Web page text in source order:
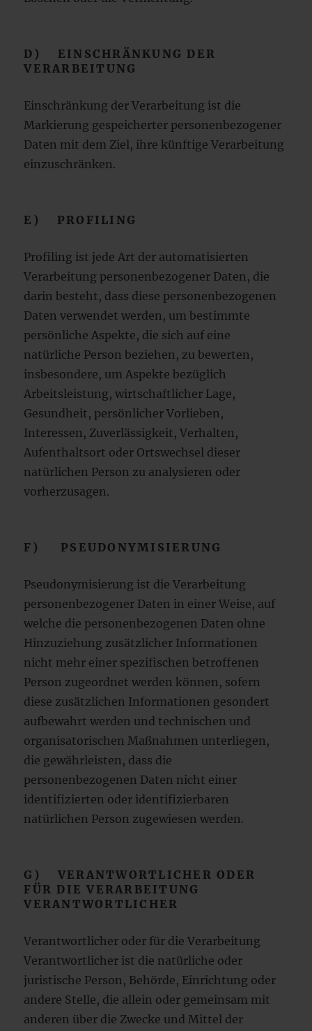
D) EINSCHRÄNKUNG DER
VERARBEITUNG
Einschränkung der Verarbeitung ist die
Markierung gespeicherter personenbezogener
Daten mit dem Ziel, ihre künftige Verarbeitung
einzuschränken.
E) PROFILING
Profiling ist jede Art der automatisierten
Verarbeitung personenbezogener Daten, die
darin besteht, dass diese personenbezogenen
Daten verwendet werden, um bestimmte
persönliche Aspekte, die sich auf eine
natürliche Person beziehen, zu bewerten,
insbesondere, um Aspekte bezüglich
Arbeitsleistung, wirtschaftlicher Lage,
Gesundheit, persönlicher Vorlieben,
Interessen, Zuverlässigkeit, Verhalten,
Aufenthaltsort oder Ortswechsel dieser
natürlichen Person zu analysieren oder
vorherzusagen.
F) PSEUDONYMISIERUNG
Pseudonymisierung ist die Verarbeitung
personenbezogener Daten in einer Weise, auf
welche die personenbezogenen Daten ohne
Hinzuziehung zusätzlicher Informationen
nicht mehr einer spezifischen betroffenen
Person zugeordnet werden können, sofern
diese zusätzlichen Informationen gesondert
aufbewahrt werden und technischen und
organisatorischen Maßnahmen unterliegen,
die gewährleisten, dass die
personenbezogenen Daten nicht einer
identifizierten oder identifizierbaren
natürlichen Person zugewiesen werden.
G) VERANTWORTLICHER ODER
FÜR DIE VERARBEITUNG
VERANTWORTLICHER
Verantwortlicher oder für die Verarbeitung
Verantwortlicher ist die natürliche oder
juristische Person, Behörde, Einrichtung oder
andere Stelle, die allein oder gemeinsam mit
anderen über die Zwecke und Mittel der